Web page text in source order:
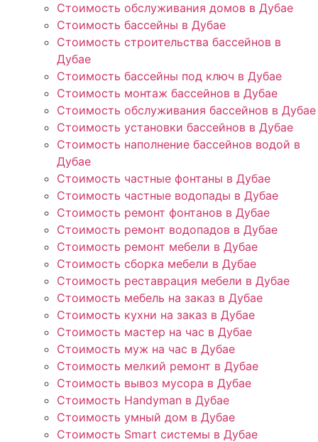
Стоимость обслуживания домов в Дубае
Стоимость бассейны в Дубае
Стоимость строительства бассейнов в
Дубае
Стоимость бассейны под ключ в Дубае
Стоимость монтаж бассейнов в Дубае
Стоимость обслуживания бассейнов в Дубае
Стоимость установки бассейнов в Дубае
Стоимость наполнение бассейнов водой в
Дубае
Стоимость частные фонтаны в Дубае
Стоимость частные водопады в Дубае
Стоимость ремонт фонтанов в Дубае
Стоимость ремонт водопадов в Дубае
Стоимость ремонт мебели в Дубае
Стоимость сборка мебели в Дубае
Стоимость реставрация мебели в Дубае
Стоимость мебель на заказ в Дубае
Стоимость кухни на заказ в Дубае
Стоимость мастер на час в Дубае
Стоимость муж на час в Дубае
Стоимость мелкий ремонт в Дубае
Стоимость вывоз мусора в Дубае
Стоимость Handyman в Дубае
Стоимость умный дом в Дубае
Стоимость Smart системы в Дубае